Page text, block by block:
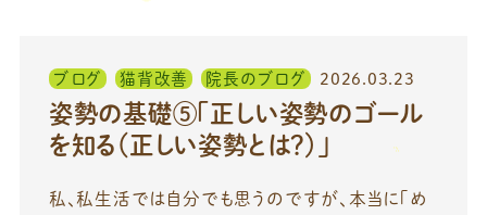
ブログ 猫背改善 院長のブログ 2026.03.23
姿勢の基礎⑤「正しい姿勢のゴール
を知る（正しい姿勢とは？）」
私、私生活では自分でも思うのですが、本当に「め